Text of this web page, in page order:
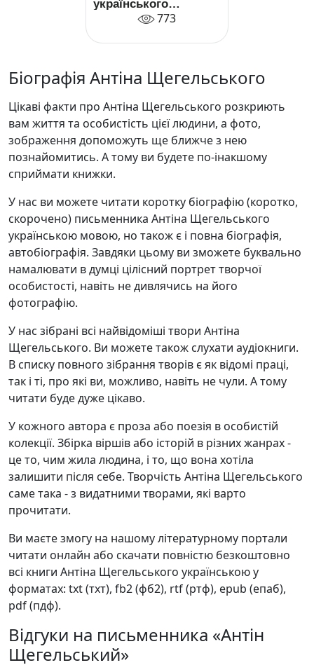
українського
Казанови
773
Біографія Антіна Щегельського
Цікаві факти про Антіна Щегельського розкриють
вам життя та особистість цієї людини, а фото,
зображення допоможуть ще ближче з нею
познайомитись. А тому ви будете по-інакшому
сприймати книжки.
У нас ви можете читати коротку біографію (коротко,
скорочено) письменника Антіна Щегельського
українською мовою, но також є і повна біографія,
автобіографія. Завдяки цьому ви зможете буквально
намалювати в думці цілісний портрет творчої
особистості, навіть не дивлячись на його
фотографію.
У нас зібрані всі найвідоміші твори Антіна
Щегельського. Ви можете також слухати аудіокниги.
В списку повного зібрання творів є як відомі праці,
так і ті, про які ви, можливо, навіть не чули. А тому
читати буде дуже цікаво.
У кожного автора є проза або поезія в особистій
колекції. Збірка віршів або історій в різних жанрах -
це то, чим жила людина, і то, що вона хотіла
залишити після себе. Творчість Антіна Щегельського
саме така - з видатними творами, які варто
прочитати.
Ви маєте змогу на нашому літературному портали
читати онлайн або скачати повністю безкоштовно
всі книги Антіна Щегельського українською у
форматах: txt (тхт), fb2 (фб2), rtf (ртф), epub (епаб),
pdf (пдф).
Відгуки на письменника «Антін
Щегельський»